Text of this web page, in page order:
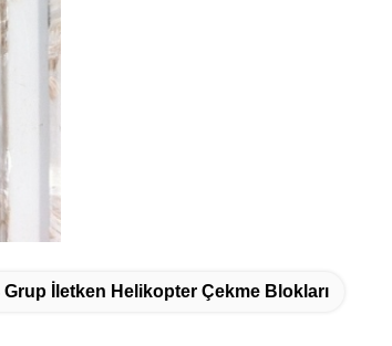
Grup İletken Helikopter Çekme Blokları